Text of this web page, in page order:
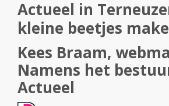
Actueel in
kleine beetjes
Kees Braam,
Namens het
Actueel